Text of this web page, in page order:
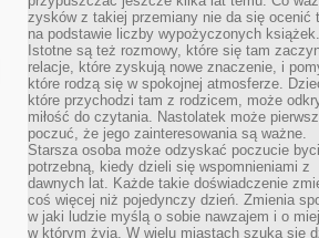
zysków z takiej przemiany nie da się ocenić
na podstawie liczby wypożyczonych książek.
Istotne są też rozmowy, które się tam
relacje, które zyskują nowe znaczenie, i
które rodzą się w spokojnej atmosferze.
które przychodzi tam z rodzicem, może
miłość do czytania. Nastolatek może
poczuć, że jego zainteresowania są ważne.
Starsza osoba może odzyskać poczucie
potrzebną, kiedy dzieli się wspomnieniami z
dawnych lat. Każde takie doświadczenie
coś więcej niż pojedynczy dzień. Zmienia
w jaki ludzie myślą o sobie nawzajem i o
w którym żyją. W wielu miastach szuka się